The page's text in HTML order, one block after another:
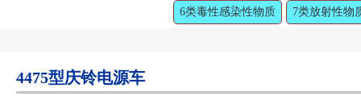
6类毒性感染性物质 7类放射性物
4475型庆铃电源车